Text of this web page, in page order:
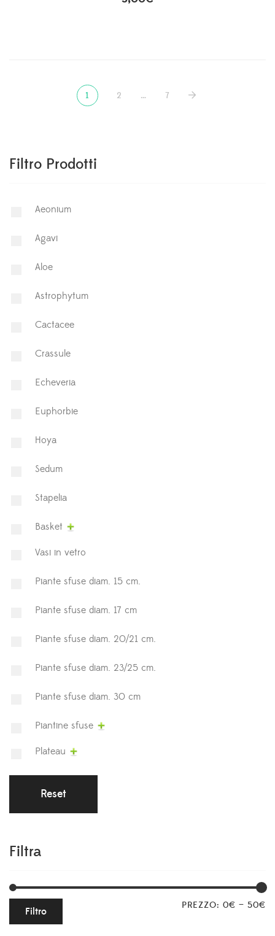
1 2 … 7
Filtro Prodotti
Aeonium
Agavi
Aloe
Astrophytum
⁠Cactacee
⁠Crassule
Echeveria
Euphorbie
Hoya
⁠Sedum
Stapelia
Basket
Vasi in vetro
Piante sfuse diam. 15 cm.
Piante sfuse diam. 17 cm
Piante sfuse diam. 20/21 cm.
Piante sfuse diam. 23/25 cm.
Piante sfuse diam. 30 cm
Piantine sfuse
Plateau
Reset
Filtra
Filtro PREZZO: 0€ — 50€